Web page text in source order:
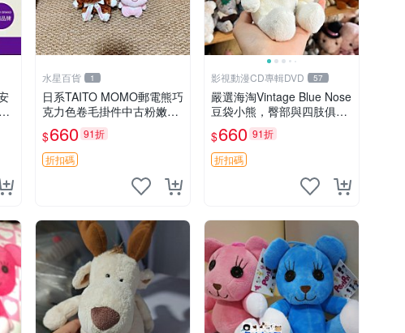
水星百貨 1
日系TAITO MOMO郵電熊巧
克力色卷毛掛件中古粉嫩玩
偶微瑕推薦 postpet momo
郵電熊 中古玩偶
$660 91折
折扣碼
影視動漫CD專輯DVD 57
嚴選海淘Vintage Blue Nose
豆袋小熊，臀部與四肢俱
全，坐高11公分，附原盒與
吊牌收藏。藍鼻子小熊，值
得擁有 玩具 憶熊
$660 91折
折扣碼